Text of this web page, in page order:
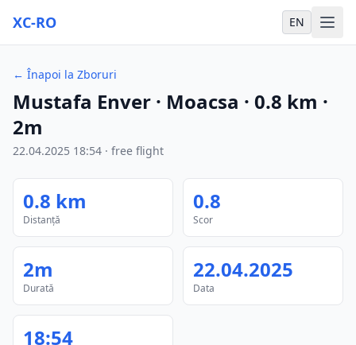
XC-RO EN
← Înapoi la Zboruri
Mustafa Enver · Moacsa · 0.8 km ·
2m
22.04.2025 18:54 · free flight
0.8 km
Distanță
0.8
Scor
2m
Durată
22.04.2025
Data
18:54